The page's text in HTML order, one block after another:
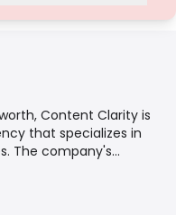
Content Clarity is
that specializes in
The company's
and high-
complex tech topics.
and